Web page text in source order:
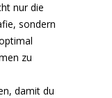
nur die
sondern
zu
damit du